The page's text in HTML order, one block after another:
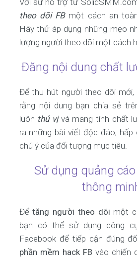
Với sự hỗ trợ từ
theo dõi FBmột cách an
Hãy thử áp dụng những mẹo
lượng người theo dõi một cách
Đăng nội dung chất
Để thu hút người theo dõi mới,
rằng nội dung bạn chia sẻ
luôn thú vịvà mang tính chất
ra những bài viết độc đáo,
chú ý của đối tượng mục tiêu.
Sử dụng quảng
thông
Đểtăng người theo dõi một
bạn có thể sử dụng công
Facebook để tiếp cận đúng
phần mềm hack FB vào chiến